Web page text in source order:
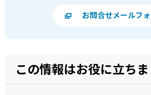
お問合せメールフ
この情報はお役に立ち